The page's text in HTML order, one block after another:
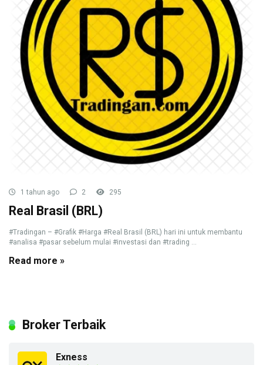
1 tahun ago 2 295
Real Brasil (BRL)
#Tradingan – #Grafik #Harga #Real Brasil (BRL) hari ini untuk membantu
#analisa #pasar sebelum mulai #investasi dan #trading ...
Read more »
Broker Terbaik
Exness